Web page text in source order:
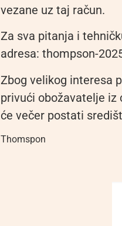
vezane uz taj račun.
Za sva pitanja i
adresa: thompson-
Zbog velikog interesa
privući obožavatelje iz
će večer postati
Thomspon